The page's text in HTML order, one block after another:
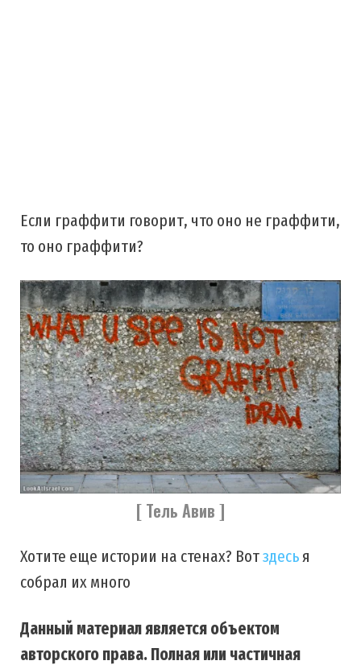
Если граффити говорит, что оно не граффити,
то оно граффити?
[ Тель Авив ]
Хотите еще истории на стенах? Вотздесья
собрал их много
Данный материал является объектом
авторского права. Полная или частичная